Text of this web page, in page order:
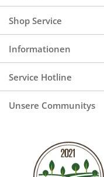
Shop Service
Informationen
Service Hotline
Unsere Communitys